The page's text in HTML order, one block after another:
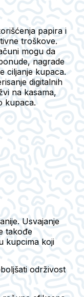
papira i
troškove.
mogu da
nagrade
ciljanje kupaca.
digitalnih
na kasama,
kupaca.
Usvajanje
takođe
kupcima koji
održivost